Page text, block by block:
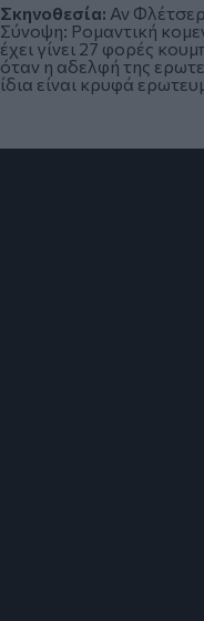
Σκηνοθεσία: Αν Φλέτσερ
Σύνοψη: Ρομαντική
έχει γίνει 27 φορές
όταν η αδελφή της
ίδια είναι κρυφά